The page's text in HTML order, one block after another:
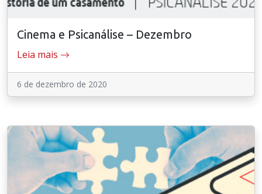
Cinema e Psicanálise – Dezembro
Leia mais
6 de dezembro de 2020